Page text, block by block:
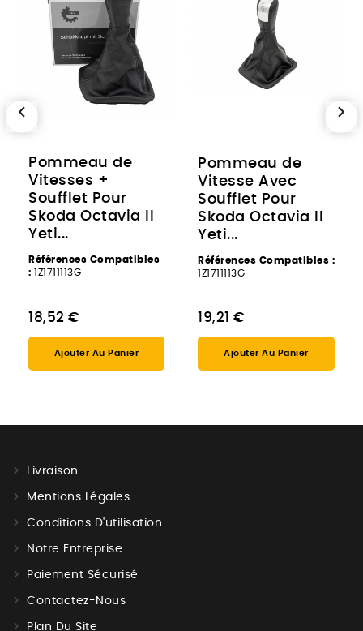
Pommeau de
Vitesses +
Soufflet Pour
Skoda Octavia II
Yeti...
Références Compatibles
: 1Z1711113G
18,52 €
Ajouter Au Panier
Pommeau de
Vitesse Avec
Soufflet Pour
Skoda Octavia II
Yeti...
Références Compatibles :
1Z1711113G
19,21 €
Ajouter Au Panier
chevron_left chevron_right
Livraison
Mentions Légales
Conditions D'utilisation
Notre Entreprise
Paiement Sécurisé
Contactez-Nous
Plan Du Site